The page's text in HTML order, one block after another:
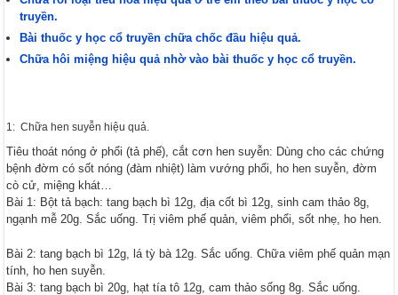
truyền.
Bài thuốc y học cổ truyền chữa chốc đầu hiệu quả.
Chữa hôi miệng hiệu quả nhờ vào bài thuốc y học cổ truyền.
1: Chữa hen suyễn hiệu quả.
Tiêu thoát nóng ở phổi (tả phế), cắt cơn hen suyễn: Dùng cho các chứng
bệnh đờm có sốt nóng (đàm nhiệt) làm vướng phổi, ho hen suyễn, đờm
cò cử, miệng khát…
Bài 1: Bột tả bạch: tang bạch bì 12g, địa cốt bì 12g, sinh cam thảo 8g,
ngạnh mễ 20g. Sắc uống. Trị viêm phế quản, viêm phổi, sốt nhẹ, ho hen.
Bài 2: tang bạch bì 12g, lá tỳ bà 12g. Sắc uống. Chữa viêm phế quản mạn
tính, ho hen suyễn.
Bài 3: tang bạch bì 20g, hạt tía tô 12g, cam thảo sống 8g. Sắc uống.